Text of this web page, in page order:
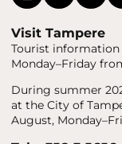
Visit Tampere
Tourist information
Monday–Friday
During summer
at the City of
August,